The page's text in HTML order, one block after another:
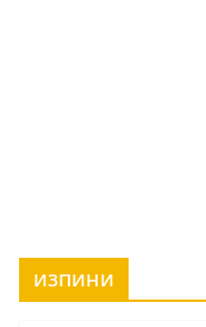
изпини